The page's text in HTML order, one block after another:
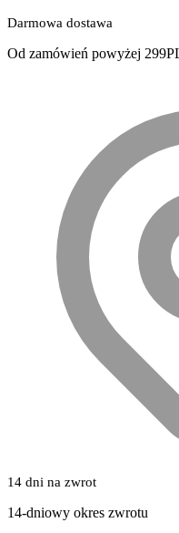
Darmowa dostawa
Od zamówień powyżej
14 dni na zwrot
14-dniowy okres zwrotu